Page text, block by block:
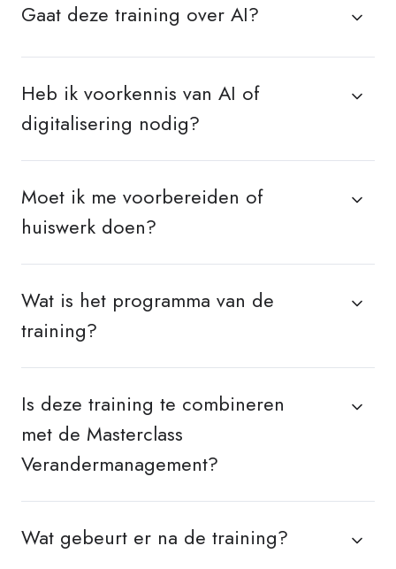
Gaat deze training over AI?
Heb ik voorkennis van AI of
digitalisering nodig?
Moet ik me voorbereiden of
huiswerk doen?
Wat is het programma van de
training?
Is deze training te combineren
met de Masterclass
Verandermanagement?
Wat gebeurt er na de training?